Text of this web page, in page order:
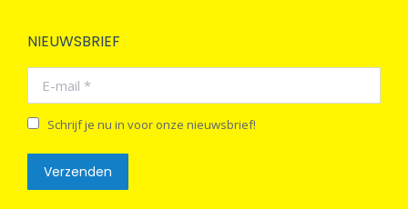
NIEUWSBRIEF
E-mail *
Schrijf je nu in voor onze nieuwsbrief!
Verzenden